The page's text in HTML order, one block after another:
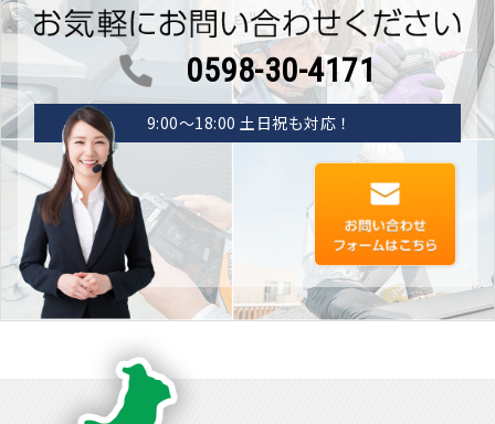
0598-30-4171
9:00〜18:00 土日祝も対応！